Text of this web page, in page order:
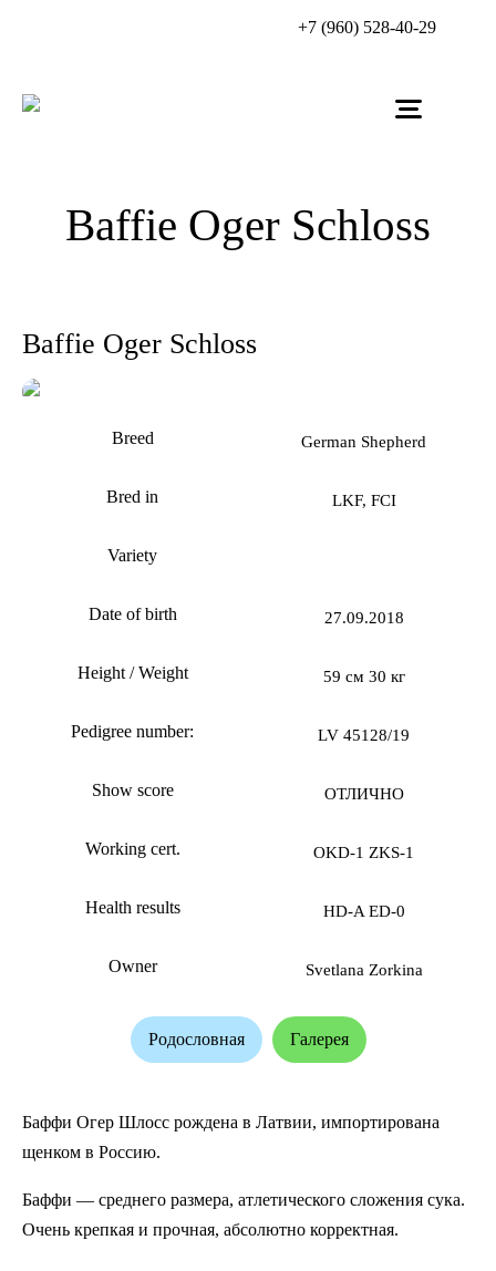
+7 (960) 528-40-29
Baffie Oger Schloss
Baffie Oger Schloss
Breed German Shepherd
Bred in LKF, FCI
Variety
Date of birth 27.09.2018
Height / Weight 59 см 30 кг
Pedigree number: LV 45128/19
Show score ОТЛИЧНО
Working cert. OKD-1 ZKS-1
Health results HD-A ED-0
Owner Svetlana Zorkina
Родословная Галерея
Баффи Огер Шлосс рождена в Латвии, импортирована
щенком в Россию.
Баффи — среднего размера, атлетического сложения сука.
Очень крепкая и прочная, абсолютно корректная.